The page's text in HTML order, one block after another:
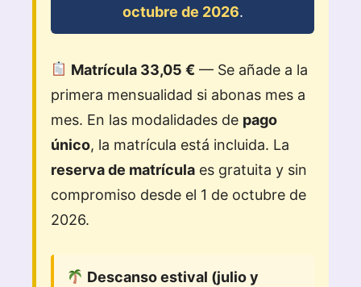
octubre de 2026.
Matrícula 33,05 €— Se añade a la
primera mensualidad si abonas mes a
mes. En las modalidades de pago
único, la matrícula está incluida. La
reserva de matrícula es gratuita y sin
compromiso desde el 1 de octubre de
2026.
Descanso estival (julio y